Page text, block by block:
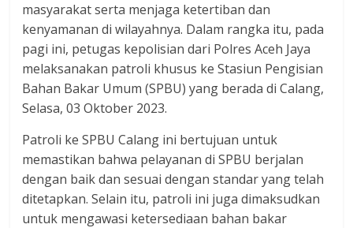
masyarakat serta menjaga ketertiban dan
kenyamanan di wilayahnya. Dalam rangka itu, pada
pagi ini, petugas kepolisian dari Polres Aceh Jaya
melaksanakan patroli khusus ke Stasiun Pengisian
Bahan Bakar Umum (SPBU) yang berada di Calang,
Selasa, 03 Oktober 2023.
Patroli ke SPBU Calang ini bertujuan untuk
memastikan bahwa pelayanan di SPBU berjalan
dengan baik dan sesuai dengan standar yang telah
ditetapkan. Selain itu, patroli ini juga dimaksudkan
untuk mengawasi ketersediaan bahan bakar